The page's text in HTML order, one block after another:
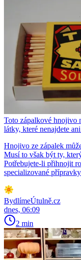
Toto zápalkové hnojivo
látky, které nenajdete
Hnojivo ze zápalek
Musí to však být ty,
Potřebujete-li přihnojit
specializované
BydlímeÚtulně.cz
dnes, 06:09
2 min